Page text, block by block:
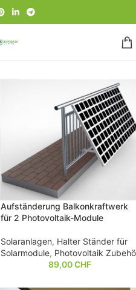
Aufständerung Balkonkraftwerk
für 2 Photovoltaik-Module
Solaranlagen, Halter Ständer für
Solarmodule, Photovoltaik
89,00CHF